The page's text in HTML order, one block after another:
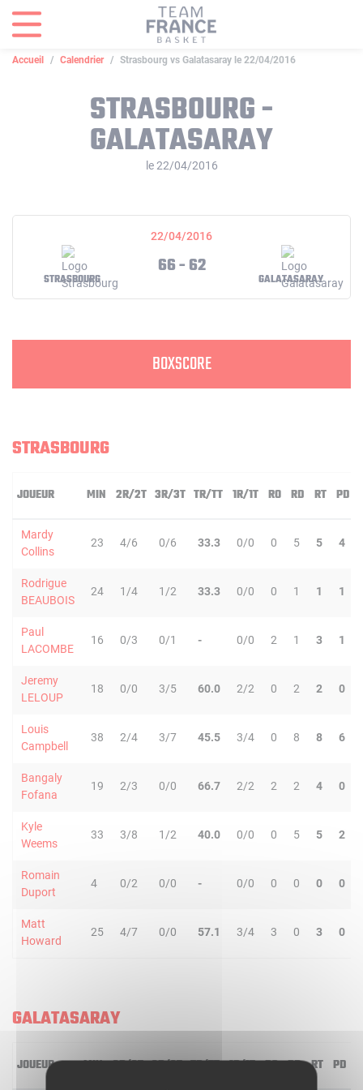
Accueil Calendrier Strasbourg vs Galatasaray le 22/04/2016
STRASBOURG -
GALATASARAY
le 22/04/2016
22/04/2016
STRASBOURG
66 - 62
GALATASARAY
BOXSCORE
STRASBOURG
JOUEUR MIN 2R/2T 3R/3T TR/TT 1R/1T RO RD RT PD
Mardy
Collins
23 4/6 0/6 33.3 0/0 0 5 5 4
Rodrigue
BEAUBOIS
24 1/4 1/2 33.3 0/0 0 1 1 1
Paul
LACOMBE
16 0/3 0/1 - 0/0 2 1 3 1
Jeremy
LELOUP
18 0/0 3/5 60.0 2/2 0 2 2 0
Louis
Campbell
38 2/4 3/7 45.5 3/4 0 8 8 6
Bangaly
Fofana
19 2/3 0/0 66.7 2/2 2 2 4 0
Kyle
Weems
33 3/8 1/2 40.0 0/0 0 5 5 2
Romain
Duport
4 0/2 0/0 - 0/0 0 0 0 0
Matt
Howard
25 4/7 0/0 57.1 3/4 3 0 3 0
GALATASARAY
JOUEUR MIN 2R/2T 3R/3T TR/TT 1R/1T RO RD RT PD
Panneau de gestion des cookies